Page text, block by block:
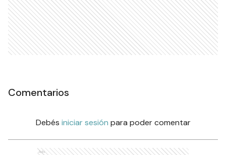
Comentarios
Debés iniciar sesión para poder comentar
Ads